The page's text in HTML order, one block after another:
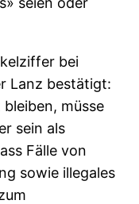
bei
Lanz bestätigt:
müsse
sein als
Fälle von
sowie illegales